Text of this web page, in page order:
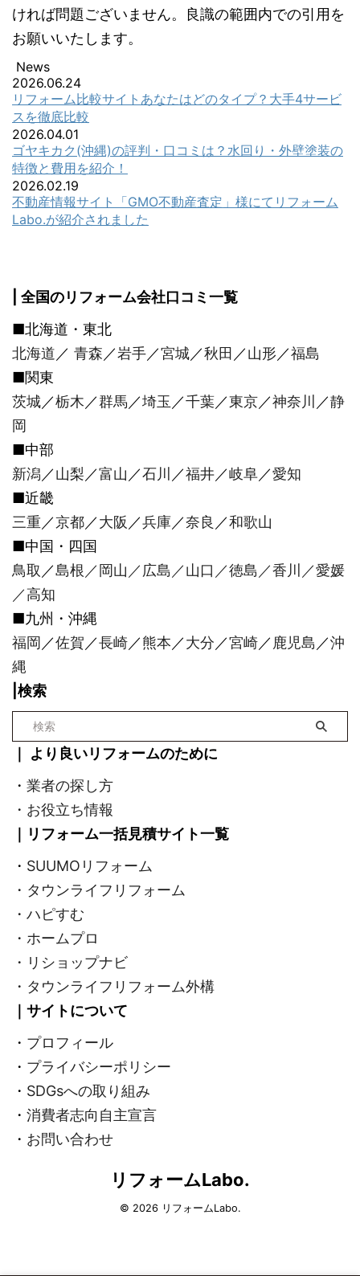
ければ問題ございません。良識の範囲内での引用を
お願いいたします。
News
2026.06.24
リフォーム比較サイトあなたはどのタイプ？大手4サービ
スを徹底比較
2026.04.01
ゴヤキカク(沖縄)の評判・口コミは？水回り・外壁塗装の
特徴と費用を紹介！
2026.02.19
不動産情報サイト「GMO不動産査定」様にてリフォーム
Labo.が紹介されました
| 全国のリフォーム会社口コミ一覧
■北海道・東北
北海道／ 青森／岩手／宮城／秋田 ／山形／福島
■関東
茨城／栃木／群馬／埼玉 ／千葉／東京／神奈川 ／静
岡
■中部
新潟／山梨／富山 ／石川 ／福井／岐阜／愛知
■近畿
三重／京都／大阪 ／兵庫／奈良 ／和歌山
■中国・四国
鳥取 ／島根／ 岡山 ／広島 ／山口 ／徳島 ／香川 ／愛媛
／高知
■九州・沖縄
福岡 ／佐賀／長崎／熊本／大分／宮崎／ 鹿児島 ／沖
縄
|検索
｜ より良いリフォームのために
・ 業者の探し方
・ お役立ち情報
｜リフォーム一括見積サイト一覧
・ SUUMOリフォーム
・タウンライフリフォーム
・ハピすむ
・ホームプロ
・リショップナビ
・タウンライフリフォーム外構
｜サイトについて
・ プロフィール
・ プライバシーポリシー
・ SDGsへの取り組み
・ 消費者志向自主宣言
・ お問い合わせ
リフォームLabo.
© 2026 リフォームLabo.